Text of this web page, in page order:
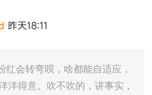
昨天18:11
红会转弯呗，啥都能自适应，
洋得意。吹不吹的，讲事实，